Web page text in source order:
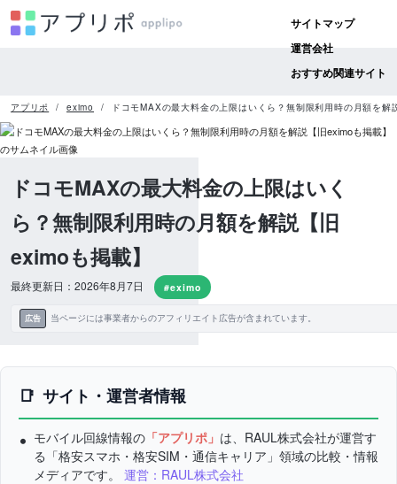
サイトマップ
運営会社
おすすめ関連サイト
アプリポ eximo ドコモMAXの最大料金の上限はいくら？無制限利用時の月額を
ドコモMAXの最大料金の上限はいく
ら？無制限利用時の月額を解説【旧
eximoも掲載】
最終更新日：2026年8月7日 #eximo
広告 当ページには事業者からのアフィリエイト広告が含まれています。
サイト・運営者情報
モバイル回線情報の 「アプリポ」 は、RAUL株式会社が運営す
る「格安スマホ・格安SIM・通信キャリア」領域の比較・情報
メディアです。 運営：RAUL株式会社